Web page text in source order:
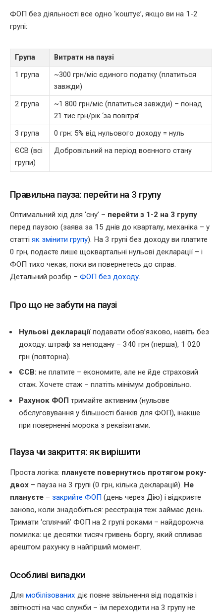
ФОП без діяльності все одно ‘коштує’, якщо ви на 1-2
групі:
Група Витрати на паузі
1 група
~300 грн/міс єдиного податку (платиться
завжди)
2 група
~1 800 грн/міс (платиться завжди) – понад
21 тис грн/рік ‘за повітря’
3 група 0 грн: 5% від нульового доходу = нуль
ЄСВ (всі
групи)
Добровільний на період воєнного стану
Правильна пауза: перейти на 3 групу
Оптимальний хід для ‘сну’ – перейти з 1-2 на 3 групу
перед паузою (заява за 15 днів до кварталу, механіка – у
статті як змінити групу). На 3 групі без доходу ви платите
0 грн, подаєте лише щоквартальні нульові декларації – і
ФОП тихо чекає, поки ви повернетесь до справ.
Детальний розбір – ФОП без доходу.
Про що не забути на паузі
Нульові деклараціїподавати обов’язково, навіть без
доходу: штраф за неподану – 340 грн (перша), 1 020
грн (повторна).
ЄСВ: не платите – економите, але не йде страховий
стаж. Хочете стаж – платіть мінімум добровільно.
Рахунок ФОП тримайте активним (нульове
обслуговування у більшості банків для ФОП), інакше
при поверненні морока з реквізитами.
Пауза чи закриття: як вирішити
Проста логіка: плануєте повернутись протягом року-
двох – пауза на 3 групі (0 грн, кілька декларацій). Не
плануєте – закрийте ФОП (день через Дію) і відкриєте
заново, коли знадобиться: реєстрація теж займає день.
Тримати ‘сплячий’ ФОП на 2 групі роками – найдорожча
помилка: це десятки тисяч гривень боргу, який спливає
арештом рахунку в найгірший момент.
Особливі випадки
Для мобілізованих діє повне звільнення від податків і
звітності на час служби – їм переходити на 3 групу не